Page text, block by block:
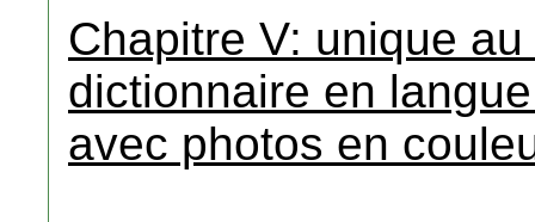
Chapitre V: unique
dictionnaire en
avec photos en